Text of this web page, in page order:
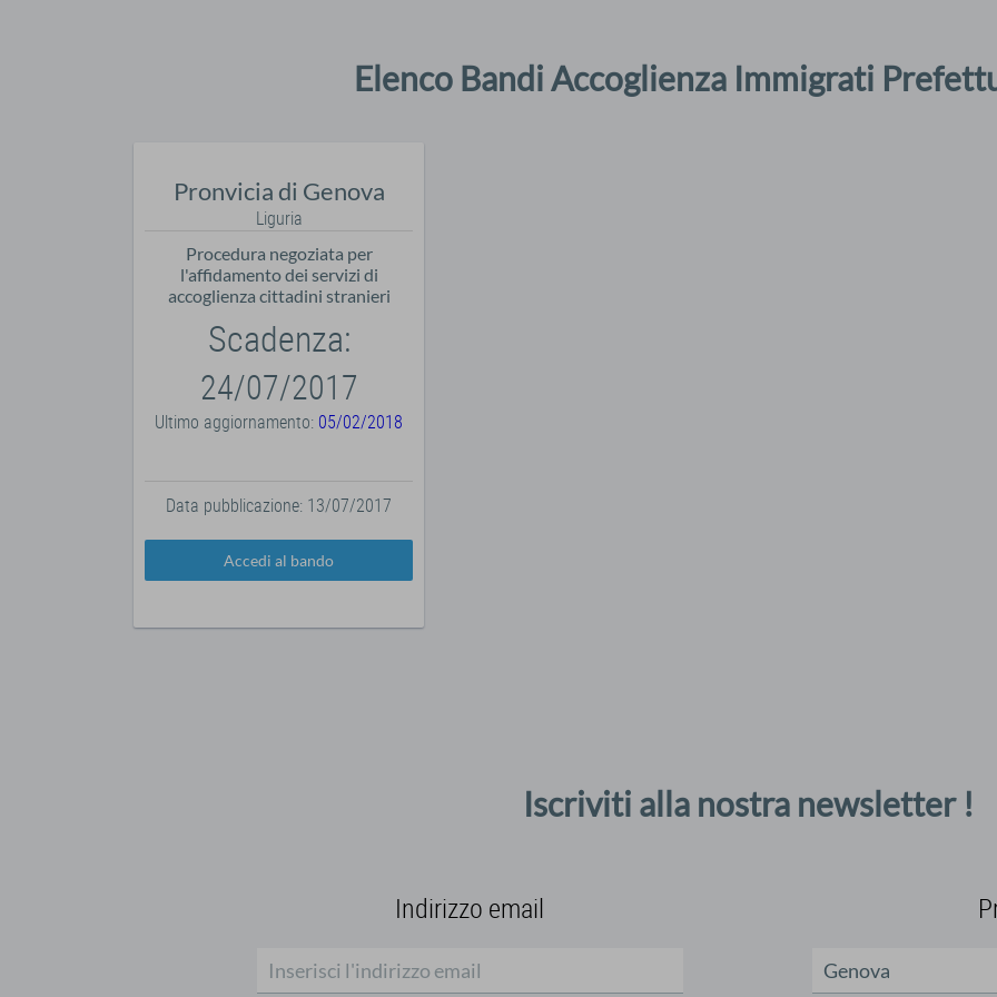
Elenco Bandi Accoglienza Immigrati
Pronvicia di Genova
Liguria
Procedura negoziata per
l'affidamento dei servizi di
accoglienza cittadini stranieri
Scadenza:
24/07/2017
Ultimo aggiornamento: 05/02/2018
Data pubblicazione: 13/07/2017
Accedi al bando
Iscriviti alla nostra newsletter !
Indirizzo email